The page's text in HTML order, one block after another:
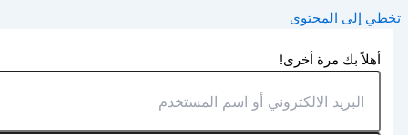
تخطي إلى المحتوى
أهلاً بك مرة أخرى!